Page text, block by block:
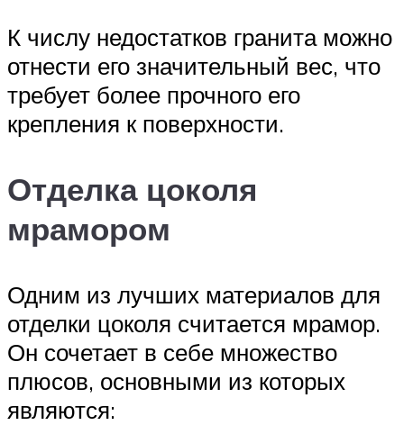
К числу недостатков гранита можно
отнести его значительный вес, что
требует более прочного его
крепления к поверхности.
Отделка цоколя
мрамором
Одним из лучших материалов для
отделки цоколя считается мрамор.
Он сочетает в себе множество
плюсов, основными из которых
являются: